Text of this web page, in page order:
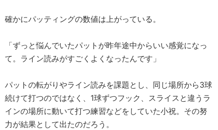
確かにパッティングの数値は上がっている。
「ずっと悩んでいたパットが昨年途中からいい感覚になっ
て。ライン読みがすごくよくなったんです」
パットの転がりやライン読みを課題とし、同じ場所から3球
続けて打つのではなく、1球ずつフック、スライスと違うラ
インの場所に動いて打つ練習などをしていた小祝。その努
力が結果として出たのだろう。